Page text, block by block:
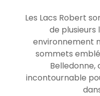
Les Lacs Robert
de plusieurs
environnement
sommets
Belledonne,
incontournable